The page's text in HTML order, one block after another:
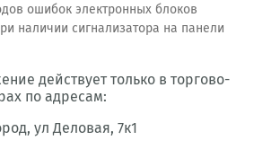
ошибок электронных блоков
наличии сигнализатора на панели
действует только в торгово-
по адресам:
ул Деловая, 7к1